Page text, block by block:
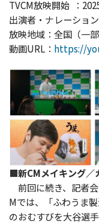
TVCM放映開始 ：
出演者・ナレーショ
放映地域：全国（一部
動画URL： https://
■新CMメイキング／
前回に続き、記者
Mでは、「ふわうま
のおむすびを大谷選手